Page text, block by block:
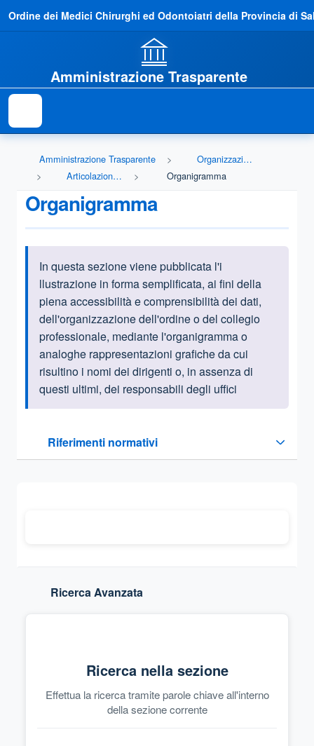
Ordine dei Medici Chirurghi ed Odontoiatri della Provincia di
Amministrazione Trasparente
Amministrazione Trasparente
Organizzazione
Articolazione degli uffici
Organigramma
Organigramma
Informazioni introduttive
In questa sezione viene pubblicata l'i
llustrazione in forma semplificata, ai fini della
piena accessibilità e comprensibilità dei dati,
dell'organizzazione dell'ordine o del collegio
professionale, mediante l'organigramma o
analoghe rappresentazioni grafiche da cui
risultino i nomi dei dirigenti o, in assenza di
questi ultimi, dei responsabili degli uffici
Riferimenti normativi
Sezione compressa
Ricerca Avanzata
Ricerca nella sezione
Effettua la ricerca tramite parole chiave all'interno
della sezione corrente